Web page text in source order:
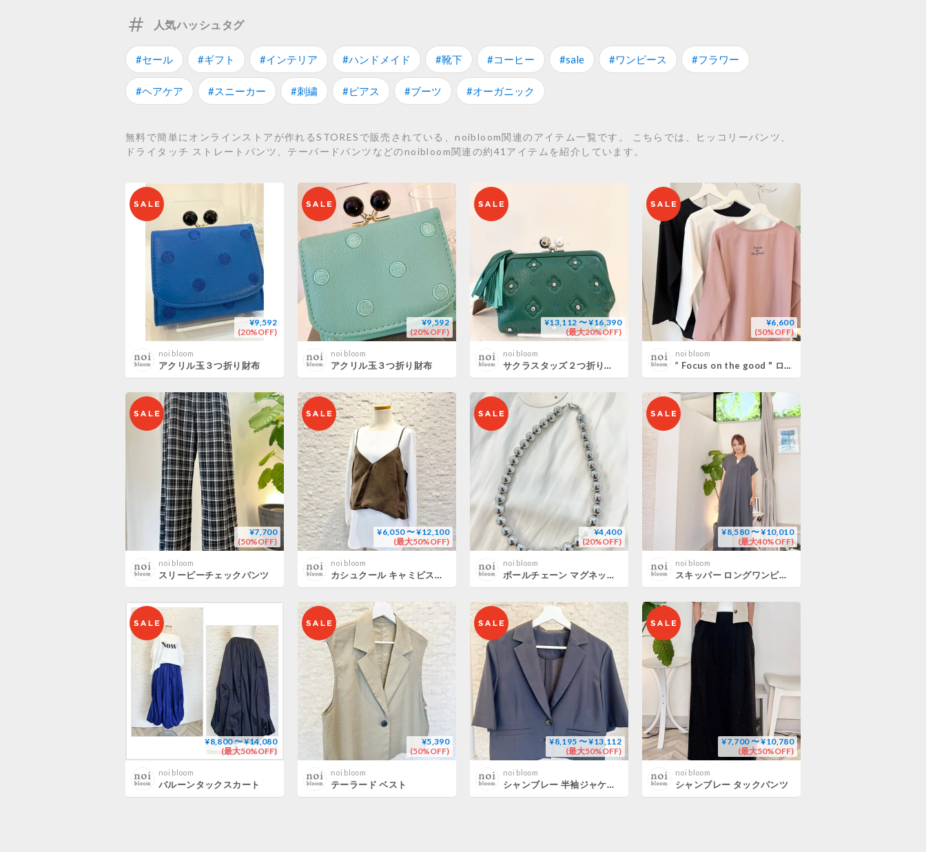
人気ハッシュタグ
#セール #ギフト #インテリア #ハンドメイド #靴下 #コーヒー #sale #ワンピース #フラワー
#ヘアケア #スニーカー #刺繍 #ピアス #ブーツ #オーガニック
無料で簡単にオンラインストアが作れるSTORESで販売されている、noibloom関連のアイテム一覧です。 こちらでは、ヒッコリーパンツ、
ドライタッチ ストレートパンツ、テーパードパンツなどのnoibloom関連の約41アイテムを紹介しています。
¥9,592
(20%OFF)
noi bloom
アクリル玉３つ折り財布
¥9,592
(20%OFF)
noi bloom
アクリル玉３つ折り財布
¥13,112 〜 ¥16,390
(最大20%OFF)
noi bloom
サクラスタッズ２つ折り財布
¥6,600
(50%OFF)
noi bloom
” Focus on the good " ロゴブラウス
¥7,700
(50%OFF)
noi bloom
スリーピーチェックパンツ
¥6,050 〜 ¥12,100
(最大50%OFF)
noi bloom
カシュクール キャミビスチェ
¥4,400
(20%OFF)
noi bloom
ボールチェーン マグネットネックレス
¥8,580 〜 ¥10,010
(最大40%OFF)
noi bloom
スキッパー ロングワンピース
¥8,800 〜 ¥14,080
(最大50%OFF)
noi bloom
バルーンタックスカート
¥5,390
(50%OFF)
noi bloom
テーラード ベスト
¥8,195 〜 ¥13,112
(最大50%OFF)
noi bloom
シャンブレー 半袖ジャケット
¥7,700 〜 ¥10,780
(最大50%OFF)
noi bloom
シャンブレー タックパンツ